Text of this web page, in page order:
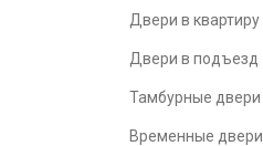
Двери в квартиру
Двери в подъезд
Тамбурные двери
Временные двери